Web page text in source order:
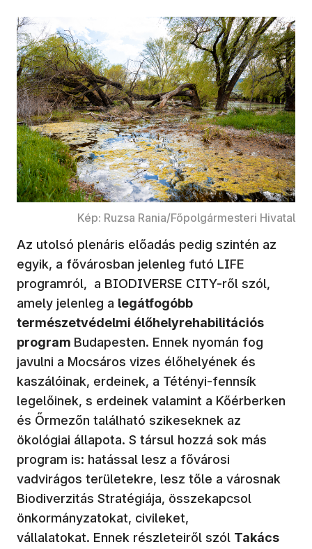
Kép: Ruzsa Rania/Főpolgármesteri Hivatal
Az utolsó plenáris előadás pedig szintén az
egyik, a fővárosban jelenleg futó LIFE
programról, a BIODIVERSE CITY-ről szól,
amely jelenleg a legátfogóbb
természetvédelmi élőhelyrehabilitációs
program Budapesten. Ennek nyomán fog
javulni a Mocsáros vizes élőhelyének és
kaszálóinak, erdeinek, a Tétényi-fennsík
legelőinek, s erdeinek valamint a Kőérberken
és Őrmezőn található szikeseknek az
ökológiai állapota. S társul hozzá sok más
program is: hatással lesz a fővárosi
vadvirágos területekre, lesz tőle a városnak
Biodiverzitás Stratégiája, összekapcsol
önkormányzatokat, civileket,
vállalatokat. Ennek részleteiről szól Takács